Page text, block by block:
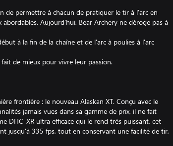
de permettre à chacun de pratiquer le tir à l'arc en
Aujourd'hui, Bear Archery ne déroge pas à
à la fin de la chaîne et de l'arc à poulies à l'arc
de mieux pour vivre leur passion.
frontière : le nouveau Alaskan XT. Conçu avec le
jamais vues dans sa gamme de prix, il ne fait
DHC-XR ultra efficace qui le rend très puissant, cet
jusqu'à 335 fps, tout en conservant une facilité de tir,